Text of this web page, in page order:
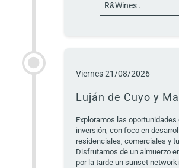
R&Wines .
Viernes 21/08/2026
Luján de Cuyo y
Exploramos las oportunidades
inversión, con foco en
residenciales, comerciales y
Disfrutamos de un almuerzo
por la tarde un sunset